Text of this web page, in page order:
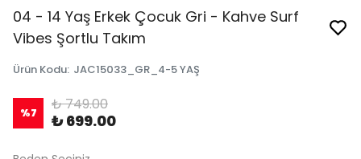
04 - 14 Yaş Erkek Çocuk Gri - Kahve Surf
Vibes Şortlu Takım
Ürün Kodu: JAC15033_GR_4-5 YAŞ
%7 ₺ 749.00
₺ 699.00